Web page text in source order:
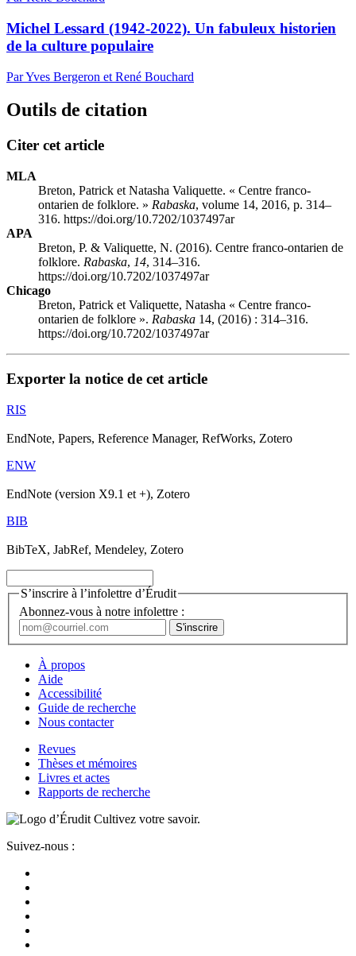
Michel Lessard (1942-2022). Un fabuleux historien
de la culture populaire
Par Yves Bergeron et René Bouchard
Outils de citation
Citer cet article
MLA
Breton, Patrick et Natasha Valiquette. « Centre franco-
ontarien de folklore. » Rabaska, volume 14, 2016, p. 314–
316. https://doi.org/10.7202/1037497ar
APA
Breton, P. & Valiquette, N. (2016). Centre franco-ontarien de
folklore. Rabaska, 14, 314–316.
https://doi.org/10.7202/1037497ar
Chicago
Breton, Patrick et Valiquette, Natasha « Centre franco-
ontarien de folklore ». Rabaska 14, (2016) : 314–316.
https://doi.org/10.7202/1037497ar
Exporter la notice de cet article
RIS
EndNote, Papers, Reference Manager, RefWorks, Zotero
ENW
EndNote (version X9.1 et +), Zotero
BIB
BibTeX, JabRef, Mendeley, Zotero
S’inscrire à l’infolettre d’Érudit
Abonnez-vous à notre infolettre :
À propos
Aide
Accessibilité
Guide de recherche
Nous contacter
Revues
Thèses et mémoires
Livres et actes
Rapports de recherche
Cultivez votre savoir.
Suivez-nous :